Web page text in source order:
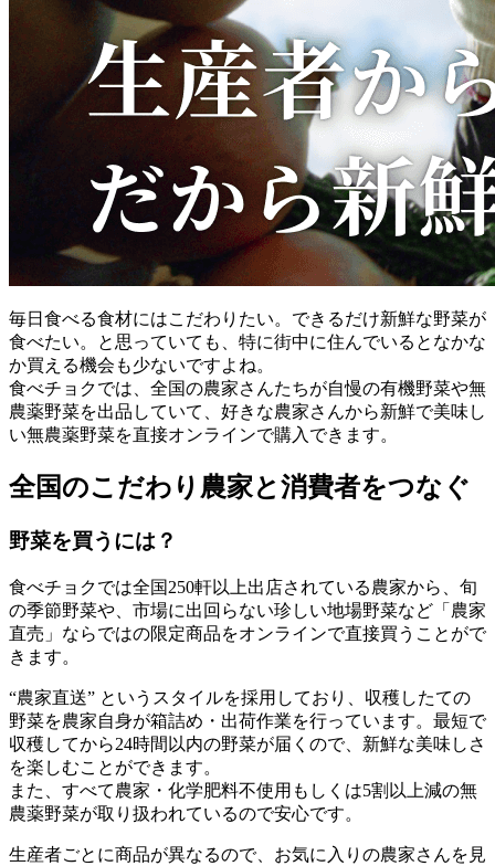
毎日食べる食材にはこだわりたい。できるだけ新鮮な野菜が
食べたい。と思っていても、特に街中に住んでいるとなかな
か買える機会も少ないですよね。
食べチョクでは、全国の農家さんたちが自慢の有機野菜や無
農薬野菜を出品していて、好きな農家さんから新鮮で美味し
い無農薬野菜を直接オンラインで購入できます。
全国のこだわり農家と消費者をつなぐ
野菜を買うには？
食べチョクでは全国250軒以上出店されている農家から、旬
の季節野菜や、市場に出回らない珍しい地場野菜など「農家
直売」ならではの限定商品をオンラインで直接買うことがで
きます。
“農家直送” というスタイルを採用しており、収穫したての
野菜を農家自身が箱詰め・出荷作業を行っています。最短で
収穫してから24時間以内の野菜が届くので、新鮮な美味しさ
を楽しむことができます。
また、すべて農家・化学肥料不使用もしくは5割以上減の無
農薬野菜が取り扱われているので安心です。
生産者ごとに商品が異なるので、お気に入りの農家さんを見